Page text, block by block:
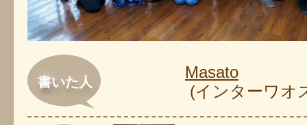
書いた人
Masato
(インターワオ